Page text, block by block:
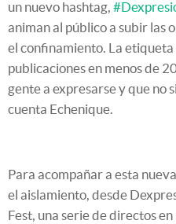
un nuevo hashtag,
animan al público a subir las
el confinamiento. La
publicaciones en menos de
gente a expresarse y que no
cuenta Echenique.
Para acompañar a esta
el aislamiento, desde
Fest, una serie de directos